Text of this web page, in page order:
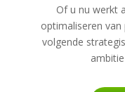
Of u nu werkt
optimaliseren
volgende